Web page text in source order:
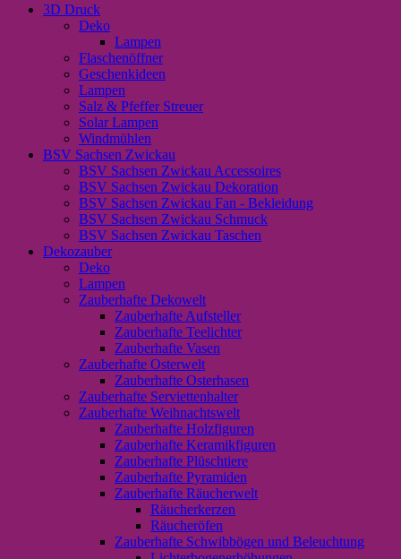
3D Druck
Deko
Lampen
Flaschenöffner
Geschenkideen
Lampen
Salz & Pfeffer Streuer
Solar Lampen
Windmühlen
BSV Sachsen Zwickau
BSV Sachsen Zwickau Accessoires
BSV Sachsen Zwickau Dekoration
BSV Sachsen Zwickau Fan - Bekleidung
BSV Sachsen Zwickau Schmuck
BSV Sachsen Zwickau Taschen
Dekozauber
Deko
Lampen
Zauberhafte Dekowelt
Zauberhafte Aufsteller
Zauberhafte Teelichter
Zauberhafte Vasen
Zauberhafte Osterwelt
Zauberhafte Osterhasen
Zauberhafte Serviettenhalter
Zauberhafte Weihnachtswelt
Zauberhafte Holzfiguren
Zauberhafte Keramikfiguren
Zauberhafte Plüschtiere
Zauberhafte Pyramiden
Zauberhafte Räucherwelt
Räucherkerzen
Räucheröfen
Zauberhafte Schwibbögen und Beleuchtung